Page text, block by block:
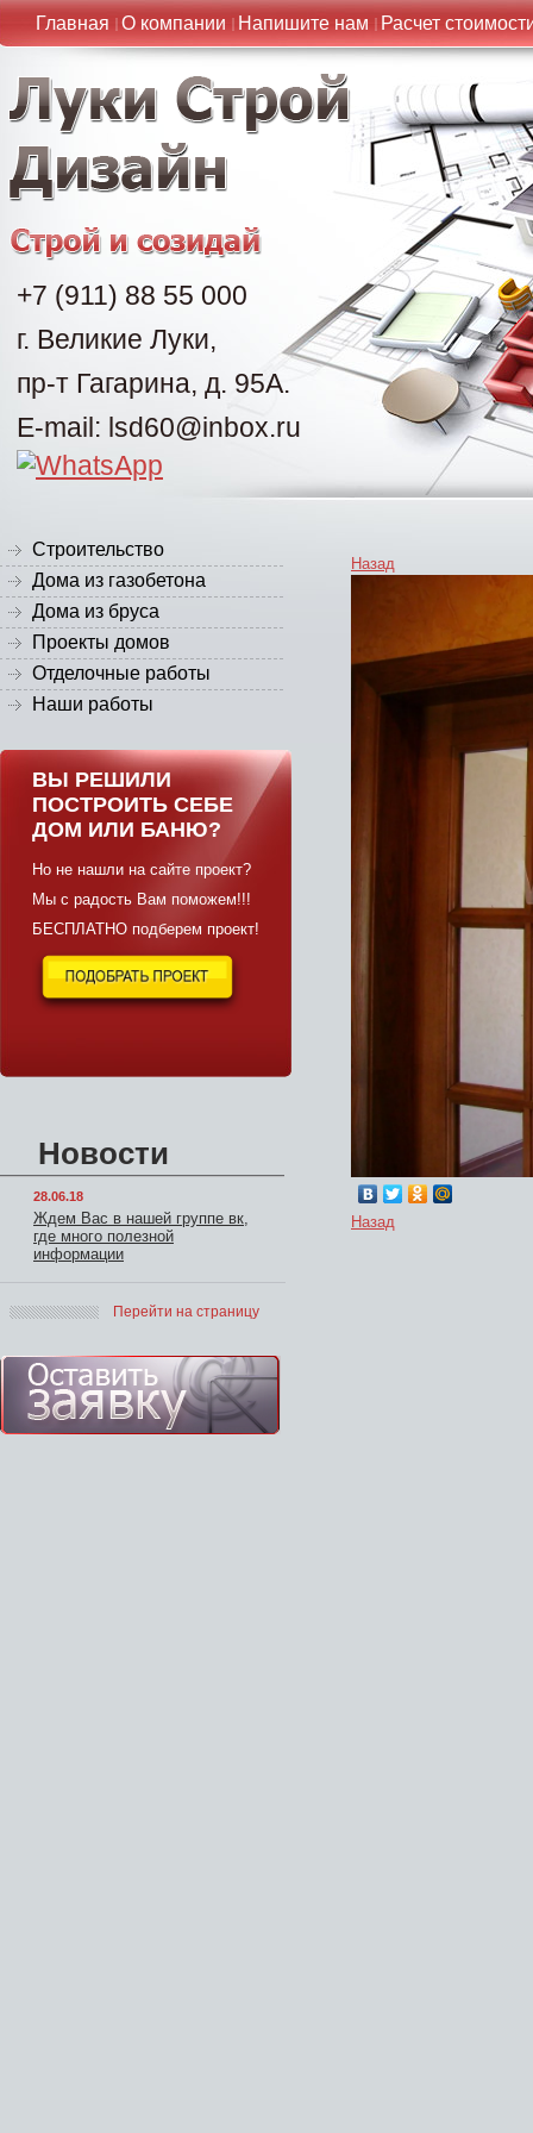
Главная О компании Напишите нам Расчет
+7 (911) 88 55 000
г. Великие Луки,
пр-т Гагарина, д. 95А.
E-mail: lsd60@inbox.ru
Строительство
Дома из газобетона
Дома из бруса
Проекты домов
Отделочные работы
Наши работы
ВЫ РЕШИЛИ
ПОСТРОИТЬ СЕБЕ
ДОМ ИЛИ БАНЮ?
Но не нашли на сайте проект?
Мы с радость Вам поможем!!!
БЕСПЛАТНО подберем проект!
Новости
28.06.18
Ждем Вас в нашей группе вк,
где много полезной
информации
Перейти на страницу
Назад
Назад